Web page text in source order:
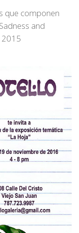
que componen
and
2015